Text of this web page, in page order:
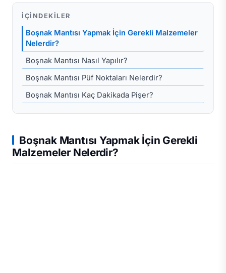
İÇINDEKILER
Boşnak Mantısı Yapmak İçin Gerekli Malzemeler
Nelerdir?
Boşnak Mantısı Nasıl Yapılır?
Boşnak Mantısı Püf Noktaları Nelerdir?
Boşnak Mantısı Kaç Dakikada Pişer?
Boşnak Mantısı Yapmak İçin Gerekli
Malzemeler Nelerdir?